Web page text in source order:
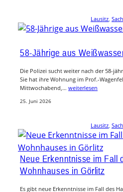
Lausitz
58-Jährige aus
Die Polizei sucht weiter nach der 58-
Sie hat ihre Wohnung im Prof.-
Mittwochabend,… weiterlesen
25. Juni 2026
Lausitz
Neue Erkenntnisse im Fall
Wohnhauses in Görlitz
Es gibt neue Erkenntnisse im Fall des